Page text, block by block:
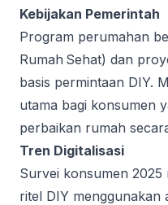
Kebijakan Pemerintah
Program perumahan
Rumah Sehat) dan
basis permintaan DIY.
utama bagi konsumen
perbaikan rumah
Tren Digitalisasi
Survei konsumen
ritel DIY menggunakan